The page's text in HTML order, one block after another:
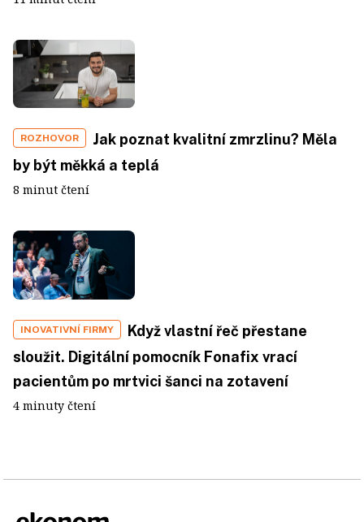
ROZHOVOR
Jak poznat kvalitní zmrzlinu? Měla
by být měkká a teplá
8 minut čtení
INOVATIVNÍ FIRMY
Když vlastní řeč přestane
sloužit. Digitální pomocník Fonafix vrací
pacientům po mrtvici šanci na zotavení
4 minuty čtení